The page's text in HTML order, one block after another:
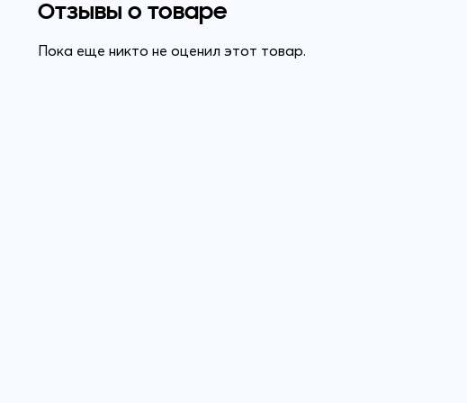
Отзывы о товаре
Пока еще никто не оценил этот товар.